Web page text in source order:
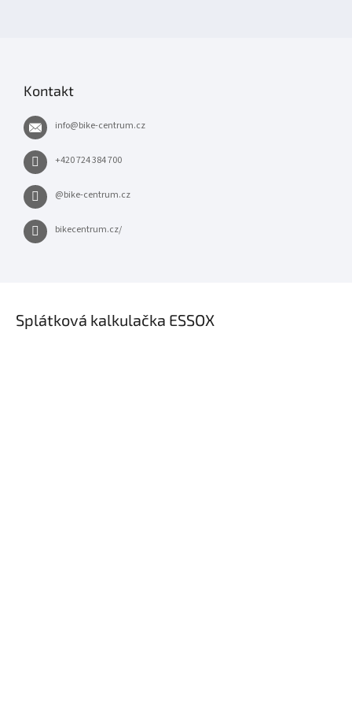
Kontakt
info@bike-centrum.cz
+420 724 384 700
@bike-centrum.cz
bikecentrum.cz/
Splátková kalkulačka ESSOX